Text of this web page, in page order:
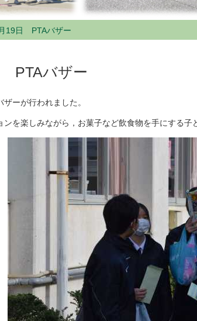
19日 PTAバザー
PTAバザー
ーが行われました。
を楽しみながら，お菓子など飲食物を手にする子